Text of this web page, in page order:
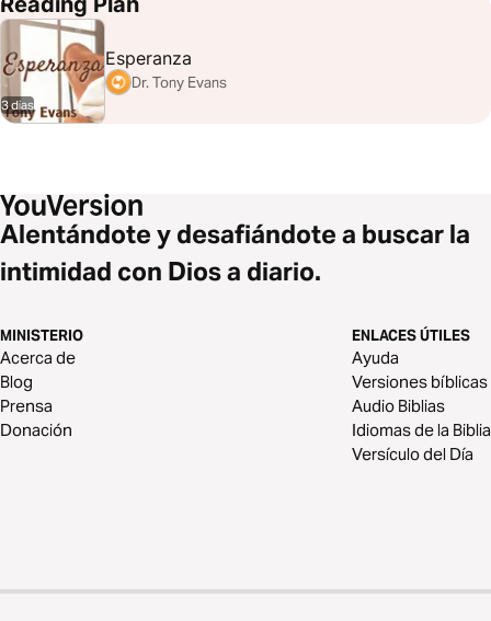
SALMOS 52SALMOS 53
SALMOS 57SALMOS 58SALMOS 59
SALMOS 62SALMOS 63
3 dias
Esperanza
Dr. Tony Evans
Alentándote y desafiándote a buscar la
intimidad con Dios a diario.
MINISTERIO
Acerca de
Blog
Prensa
Donación
ENLACES ÚTILES
Ayuda
Versiones bíblicas
Audio Biblias
Idiomas de la Biblia
Versículo del Día